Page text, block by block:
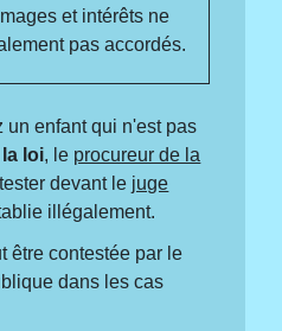
et intérêts ne
pas accordés.
un enfant qui n'est pas
loi, le procureur de la
devant le juge
illégalement.
être contestée par le
dans les cas